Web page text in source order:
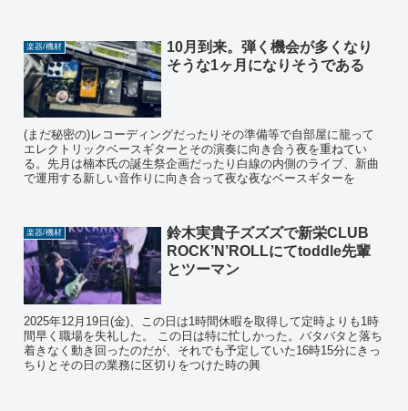
楽器/機材
10月到来。弾く機会が多くなり
そうな1ヶ月になりそうである
(まだ秘密の)レコーディングだったりその準備等で自部屋に籠って
エレクトリックベースギターとその演奏に向き合う夜を重ねてい
る。先月は楠本氏の誕生祭企画だったり白線の内側のライブ、新曲
で運用する新しい音作りに向き合って夜な夜なベースギターを
楽器/機材
鈴木実貴子ズズズで新栄CLUB
ROCK’N’ROLLにてtoddle先輩
とツーマン
2025年12月19日(金)、この日は1時間休暇を取得して定時よりも1時
間早く職場を失礼した。 この日は特に忙しかった。バタバタと落ち
着きなく動き回ったのだが、それでも予定していた16時15分にきっ
ちりとその日の業務に区切りをつけた時の興